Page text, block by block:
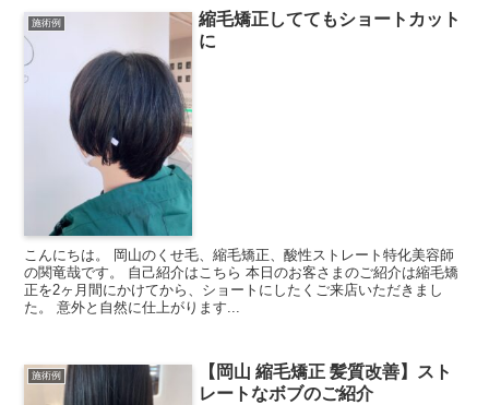
施術例
縮毛矯正しててもショートカット
に
こんにちは。 岡山のくせ毛、縮毛矯正、酸性ストレート特化美容師
の関竜哉です。 自己紹介はこちら 本日のお客さまのご紹介は縮毛矯
正を2ヶ月間にかけてから、ショートにしたくご来店いただきまし
た。 意外と自然に仕上がります...
施術例
【岡山 縮毛矯正 髪質改善】スト
レートなボブのご紹介